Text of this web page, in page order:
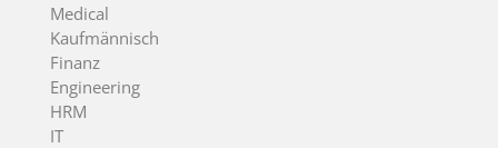
Medical
Kaufmännisch
Finanz
Engineering
HRM
IT